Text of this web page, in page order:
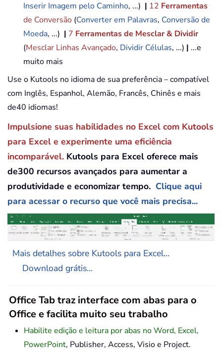
Inserir Imagem pelo Caminho, ...) | 12 Ferramentas
de Conversão (Converter em Palavras, Conversão de
Moeda, ...) | 7 Ferramentas de Mesclar & Dividir
(Mesclar Linhas Avançado, Dividir Células, ...) | ...e
muito mais
Use o Kutools no idioma de sua preferência – compatível
com Inglês, Espanhol, Alemão, Francês, Chinês e mais
de40 idiomas!
Impulsione suas habilidades no Excel com Kutools
para Excel e experimente uma eficiência
incomparável. Kutools para Excel oferece mais
de300 recursos avançados para aumentar a
produtividade e economizar tempo. Clique aqui
para acessar o recurso que você mais precisa...
Mais detalhes sobre Kutools para Excel...
Download grátis...
Office Tab traz interface com abas para o
Office e facilita muito seu trabalho
Habilite edição e leitura por abas no Word, Excel,
PowerPoint, Publisher, Access, Visio e Project.